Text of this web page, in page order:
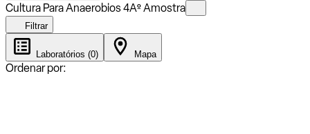
Cultura Para Anaerobios 4Aº Amostra
Filtrar
Laboratórios (0) Mapa
Ordenar por: